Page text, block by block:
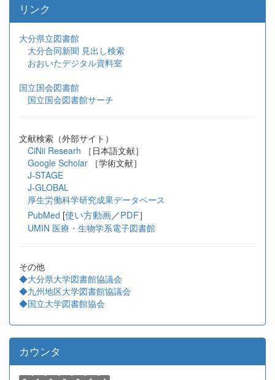
リンク
大分県立図書館
大分合同新聞 見出し検索
おおいたデジタル資料室
国立国会図書館
国立国会図書館サーチ
文献検索（外部サイト）
CiNii Researh ［日本語文献］
Google Scholar
［学術文献］
J-STAGE
J-GLOBAL
厚生労働科学研究成果データベース
PubMed [使い方動画／PDF］
UMIN 医療・生物学系電子図書館
その他
◆大分県大学図書館協議会
◆九州地区大学図書館協議会
◆国立大学図書館協会
カウンタ